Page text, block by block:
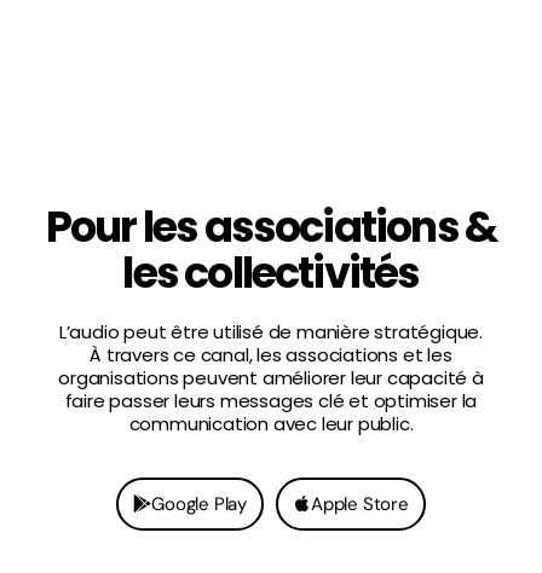
Pour les associations &
les collectivités
L’audio peut être utilisé de manière stratégique.
À travers ce canal, les associations et les
organisations peuvent améliorer leur capacité à
faire passer leurs messages clé et optimiser la
communication avec leur public.
Google Play Apple Store